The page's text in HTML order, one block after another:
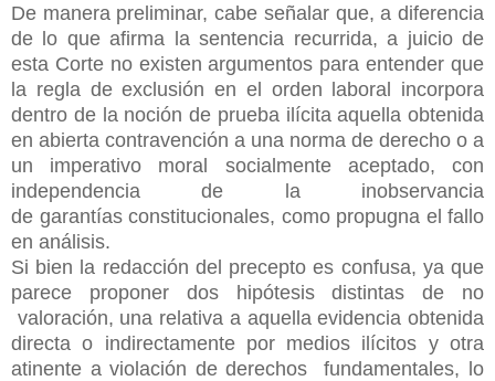
De manera preliminar, cabe señalar que, a diferencia
de lo que afirma la sentencia recurrida, a juicio de
esta Corte no existen argumentos para entender que
la regla de exclusión en el orden laboral incorpora
dentro de la noción de prueba ilícita aquella obtenida
en abierta contravención a una norma de derecho o a
un imperativo moral socialmente aceptado, con
independencia de la inobservancia
de garantías constitucionales, como propugna el fallo
en análisis.
Si bien la redacción del precepto es confusa, ya que
parece proponer dos hipótesis distintas de no
valoración, una relativa a aquella evidencia obtenida
directa o indirectamente por medios ilícitos y otra
atinente a violación de derechos fundamentales, lo